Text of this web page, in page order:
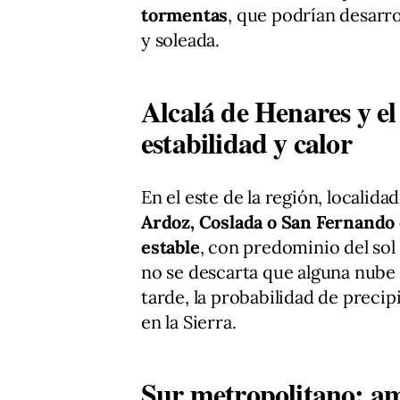
tormentas, que podrían
y soleada.
Alcalá de Henares y
estabilidad y calor
En el este de la región,
Ardoz, Coslada o San
estable, con predominio del
no se descarta que alguna
tarde, la probabilidad de
en la Sierra.